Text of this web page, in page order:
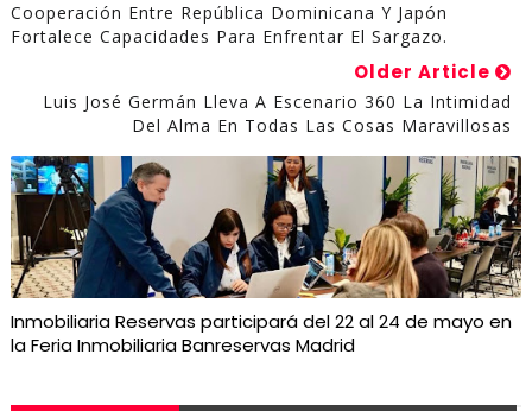
Cooperación Entre República Dominicana Y Japón
Fortalece Capacidades Para Enfrentar El Sargazo.
Older Article
Luis José Germán Lleva A Escenario 360 La Intimidad
Del Alma En Todas Las Cosas Maravillosas
Inmobiliaria Reservas participará del 22 al 24 de mayo en
la Feria Inmobiliaria Banreservas Madrid